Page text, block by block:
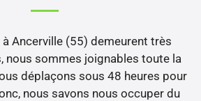
Ancerville (55) demeurent très
nous sommes joignables toute la
déplaçons sous 48 heures pour
nous savons nous occuper du